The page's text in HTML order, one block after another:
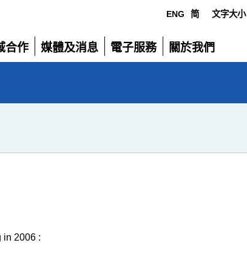
ENG 简 文字大小
合作
媒體及消息
展
電子服務
展
關於我們
展
in 2006 :